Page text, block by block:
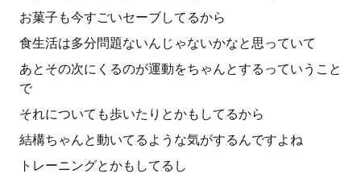
お菓子も今すごいセーブしてるから
食生活は多分問題ないんじゃないかなと思っていて
あとその次にくるのが運動をちゃんとするっていうこと
で
それについても歩いたりとかもしてるから
結構ちゃんと動いてるような気がするんですよね
トレーニングとかもしてるし